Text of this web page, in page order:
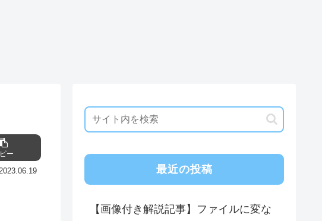
ー
2023.06.19 最近の投稿
【画像付き解説記事】ファイルに変な